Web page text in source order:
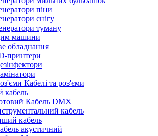
піни
снігу
туману
машини
обладнання
принтери
Кабелі та роз'єми
кабель
Кабель DMX
кабель
кабель
акустичний